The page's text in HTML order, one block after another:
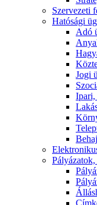
Szervezeti
Hatósági
Adó
Jogi
Ipari,